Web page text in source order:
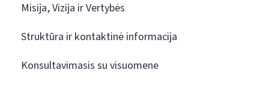
Misija, Vizija ir Vertybės
Struktūra ir kontaktinė informacija
Konsultavimasis su visuomene